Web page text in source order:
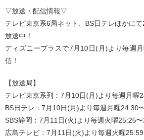
▽放送・配信情報▽
テレビ東京系6局ネット、BS日テレほかに
放送中！
ディズニープラスで7月10日(月)より毎週
信！
【放送局】
テレビ東京系列：7月10日(月)より毎週月曜
BS日テレ：7月10日(月)より毎週月曜24:30
SBS静岡：7月11日(火)より毎週火曜25:25
広島テレビ：7月11日(火)より毎週火曜